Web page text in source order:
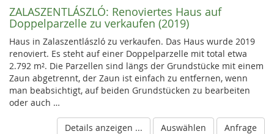
ZALASZENTLÁSZLÓ: Renoviertes Haus auf
Doppelparzelle zu verkaufen (2019)
Haus in Zalaszentlászló zu verkaufen. Das Haus wurde 2019
renoviert. Es steht auf einer Doppelparzelle mit total etwa
2.792 m². Die Parzellen sind längs der Grundstücke mit einem
Zaun abgetrennt, der Zaun ist einfach zu entfernen, wenn
man beabsichtigt, auf beiden Grundstücken zu bearbeiten
oder auch …
Details anzeigen ... Auswählen Anfrage